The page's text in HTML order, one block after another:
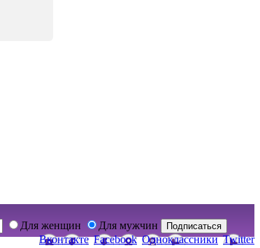
Для женщин Для мужчин Подписаться
Вконтакте Facebook Одноклассники Twitter